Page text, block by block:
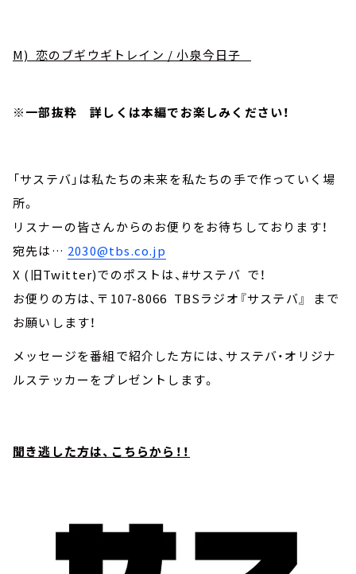
M) 恋のブギウギトレイン / 小泉今日子
※一部抜粋 詳しくは本編でお楽しみください！
「サステバ」は私たちの未来を私たちの手で作っていく場
所。
リスナーの皆さんからのお便りをお待ちしております！
宛先は… 2030@tbs.co.jp
X (旧Twitter)でのポストは、#サステバ で！
お便りの方は、〒107-8066 TBSラジオ『サステバ』 まで
お願いします！
メッセージを番組で紹介した方には、サステバ・オリジナ
ルステッカーをプレゼントします。
聞き逃した方は、こちらから！！